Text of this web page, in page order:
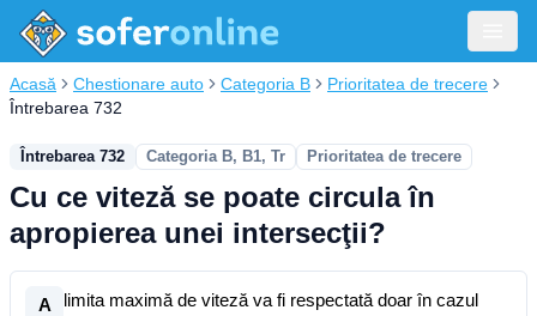
Acasă Chestionare auto Categoria B
Prioritatea de trecere
Întrebarea 732
Întrebarea 732 Categoria B, B1, Tr Prioritatea de trecere
Cu ce viteză se poate circula în
apropierea unei intersecţii?
A
limita maximă de viteză va fi respectată doar în cazul